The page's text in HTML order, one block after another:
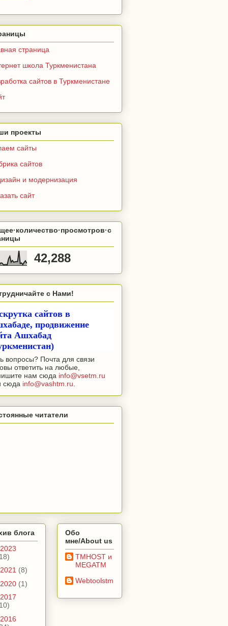
страница
школа Туркменистана
сайтов в Туркменистане
проекты
сайты
сайтов
и модернизация
сайт
42,288
с Нами!
сайтов в
продвижение
Ашхабад
вопросы? Почта для связи
ответить на любые,
нам сюда info@vsetm.ru
сюда info@vashtm.ru
читатели
блога
2023
2021 (8)
2020 (1)
2017
2016
Обо
мне/About us
TMHOST и
MEGATM
Webtoolstm